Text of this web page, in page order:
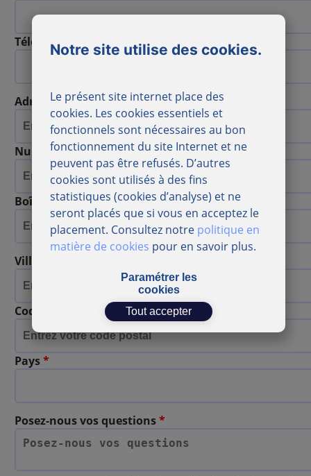
Téléphone
Adresse postale*
Numéro*
Boîte
Ville
Code postal
Pays*
Posez-nous vos questions*
Notre site utilise des cookies.
Le présent site internet place des
cookies. Les cookies essentiels et
fonctionnels sont nécessaires au bon
fonctionnement du site Internet et ne
peuvent pas être refusés. D’autres
cookies sont utilisés à des fins
statistiques (cookies d’analyse) et ne
seront placés que si vous en acceptez le
placement. Consultez notre politique en
matière de cookies pour en savoir plus.
Paramétrer les
cookies
Tout accepter